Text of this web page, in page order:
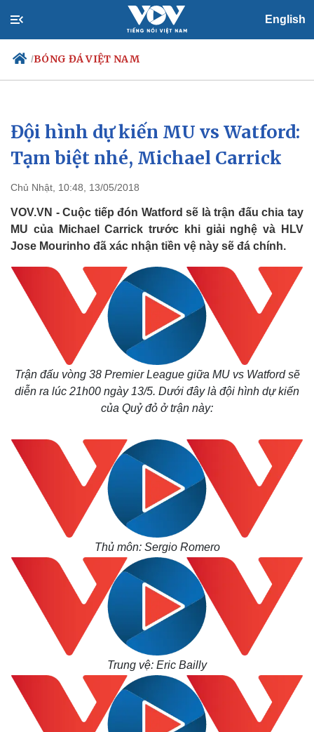
English
/BÓNG ĐÁ VIỆT NAM
Chính trị
Đảng
Tổ chức nhân sự
Nhận diện sự thật
Xã hội
Tin 24h
Dự báo thời tiết
Việc làm
Biển đảo
Đội hình dự kiến MU vs Watford:
Tạm biệt nhé, Michael Carrick
Chủ Nhật, 10:48, 13/05/2018
VOV.VN - Cuộc tiếp đón Watford sẽ là trận đấu chia tay
MU của Michael Carrick trước khi giải nghệ và HLV
Jose Mourinho đã xác nhận tiền vệ này sẽ đá chính.
Trận đấu vòng 38 Premier League giữa MU vs Watford sẽ
diễn ra lúc 21h00 ngày 13/5. Dưới đây là đội hình dự kiến
của Quỷ đỏ ở trận này:
Thủ môn: Sergio Romero
Trung vệ: Eric Bailly